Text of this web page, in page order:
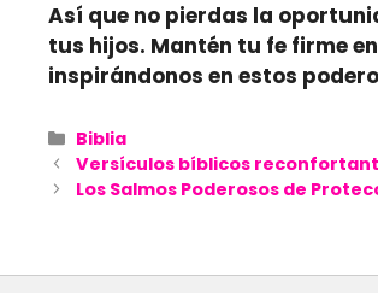
Así que no pierdas la
tus hijos. Mantén tu fe firme
inspirándonos en estos
Categories
Biblia
Versículos bíblicos
Los Salmos Poderosos de